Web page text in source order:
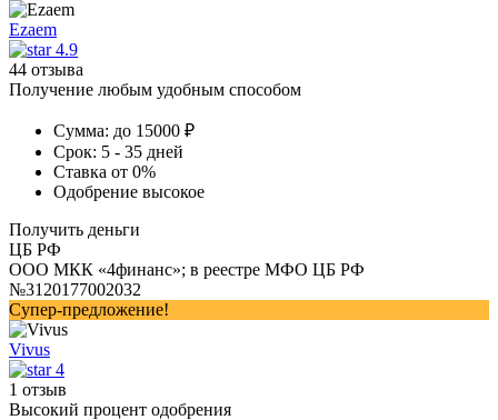
Ezaem
4.9
44 отзыва
Получение любым удобным способом
Сумма: до 15000 ₽
Срок: 5 - 35 дней
Ставка от 0%
Одобрение высокое
Получить деньги
ЦБ РФ
ООО МКК «4финанс»; в реестре МФО ЦБ РФ
№3120177002032
Супер-предложение!
Vivus
4
1 отзыв
Высокий процент одобрения